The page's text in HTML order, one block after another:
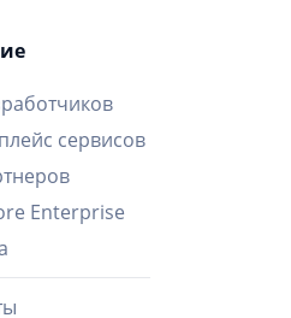
сервисов
Enterprise